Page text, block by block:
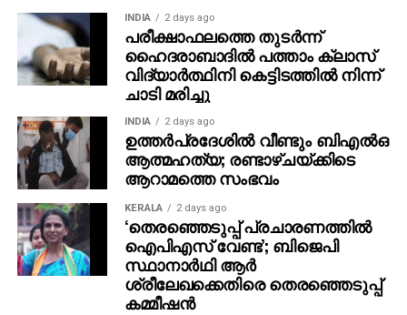
INDIA 2 days ago
പരീക്ഷാഫലത്തെ തുടര്‍ന്ന്
ഹൈദരാബാദില്‍ പത്താം ക്ലാസ്
വിദ്യാര്‍ത്ഥിനി കെട്ടിടത്തില്‍ നിന്ന്
ചാടി മരിച്ചു
INDIA 2 days ago
ഉത്തര്‍പ്രദേശില്‍ വീണ്ടും ബിഎല്‍ഒ
ആത്മഹത്യ; രണ്ടാഴ്ചയ്ക്കിടെ
ആറാമത്തെ സംഭവം
KERALA 2 days ago
‘തെരഞ്ഞെടുപ്പ് പ്രചാരണത്തിൽ
ഐപിഎസ് വേണ്ട’; ബിജെപി
സ്ഥാനാർഥി ആർ
ശ്രീലേഖക്കെതിരെ തെരഞ്ഞെടുപ്പ്
കമ്മീഷൻ